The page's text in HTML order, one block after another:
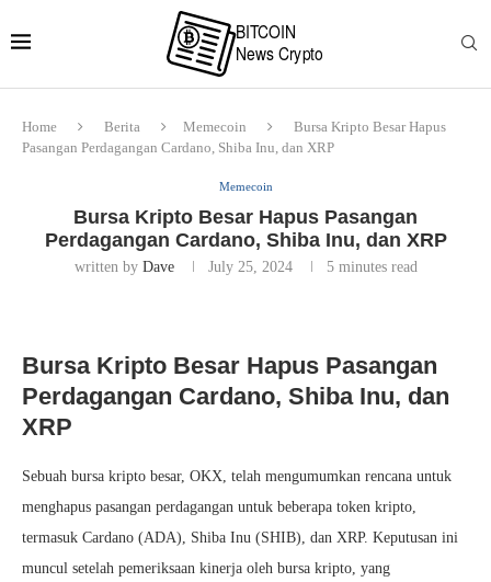
Home Berita Memecoin
Bursa Kripto Besar Hapus
Pasangan Perdagangan Cardano, Shiba Inu, dan XRP
Memecoin
Bursa Kripto Besar Hapus Pasangan
Perdagangan Cardano, Shiba Inu, dan XRP
written by Dave July 25, 2024 5 minutes read
Bursa Kripto Besar Hapus Pasangan
Perdagangan Cardano, Shiba Inu, dan
XRP
Sebuah bursa kripto besar, OKX, telah mengumumkan rencana untuk
menghapus pasangan perdagangan untuk beberapa token kripto,
termasuk Cardano (ADA), Shiba Inu (SHIB), dan XRP. Keputusan ini
muncul setelah pemeriksaan kinerja oleh bursa kripto, yang